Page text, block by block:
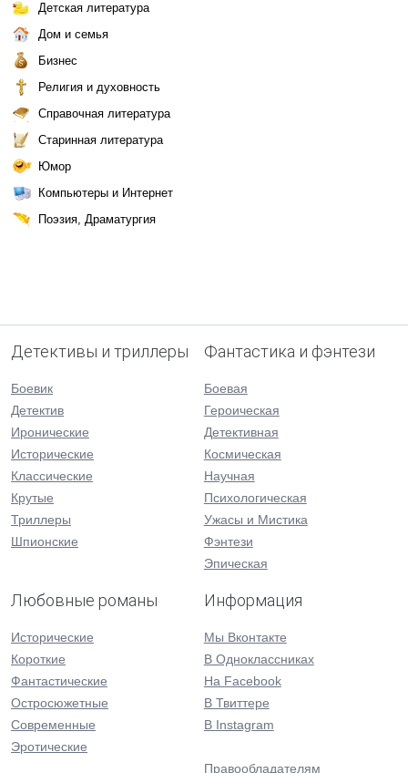
Детская литература
Дом и семья
Бизнес
Религия и духовность
Справочная литература
Старинная литература
Юмор
Компьютеры и Интернет
Поэзия, Драматургия
Детективы и триллеры
Боевик
Детектив
Иронические
Исторические
Классические
Крутые
Триллеры
Шпионские
Фантастика и фэнтези
Боевая
Героическая
Детективная
Космическая
Научная
Психологическая
Ужасы и Мистика
Фэнтези
Эпическая
Любовные романы
Исторические
Короткие
Фантастические
Остросюжетные
Современные
Эротические
Информация
Мы Вконтакте
В Одноклассниках
На Facebook
В Твиттере
В Instagram
Правообладателям